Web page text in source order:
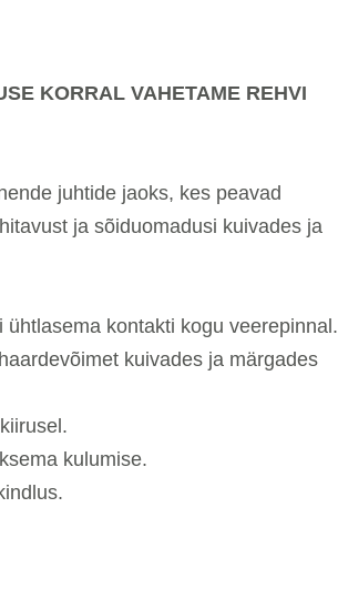
KORRAL VAHETAME REHVI
juhtide jaoks, kes peavad
ja sõiduomadusi kuivades ja
kontakti kogu veerepinnal.
kuivades ja märgades
kulumise.